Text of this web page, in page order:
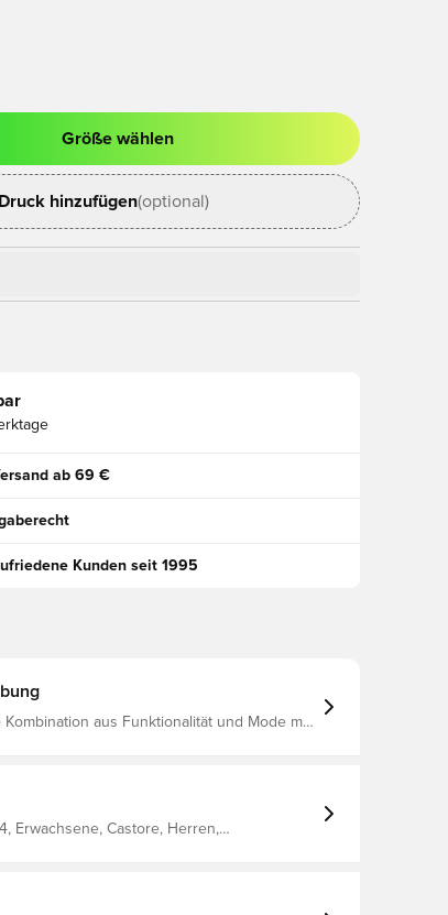
zum Anmelden oder Registrieren als Mitglied
Größe wählen
Druck hinzufügen(optional)
ab 69 €
Kunden seit 1995
aus Funktionalität und Mode mit
Erwachsene, Castore, Herren,